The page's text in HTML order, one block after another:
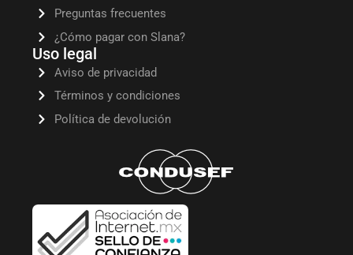
Preguntas frecuentes
¿Cómo pagar con Slana?
Uso legal
Aviso de privacidad
Términos y condiciones
Política de devolución